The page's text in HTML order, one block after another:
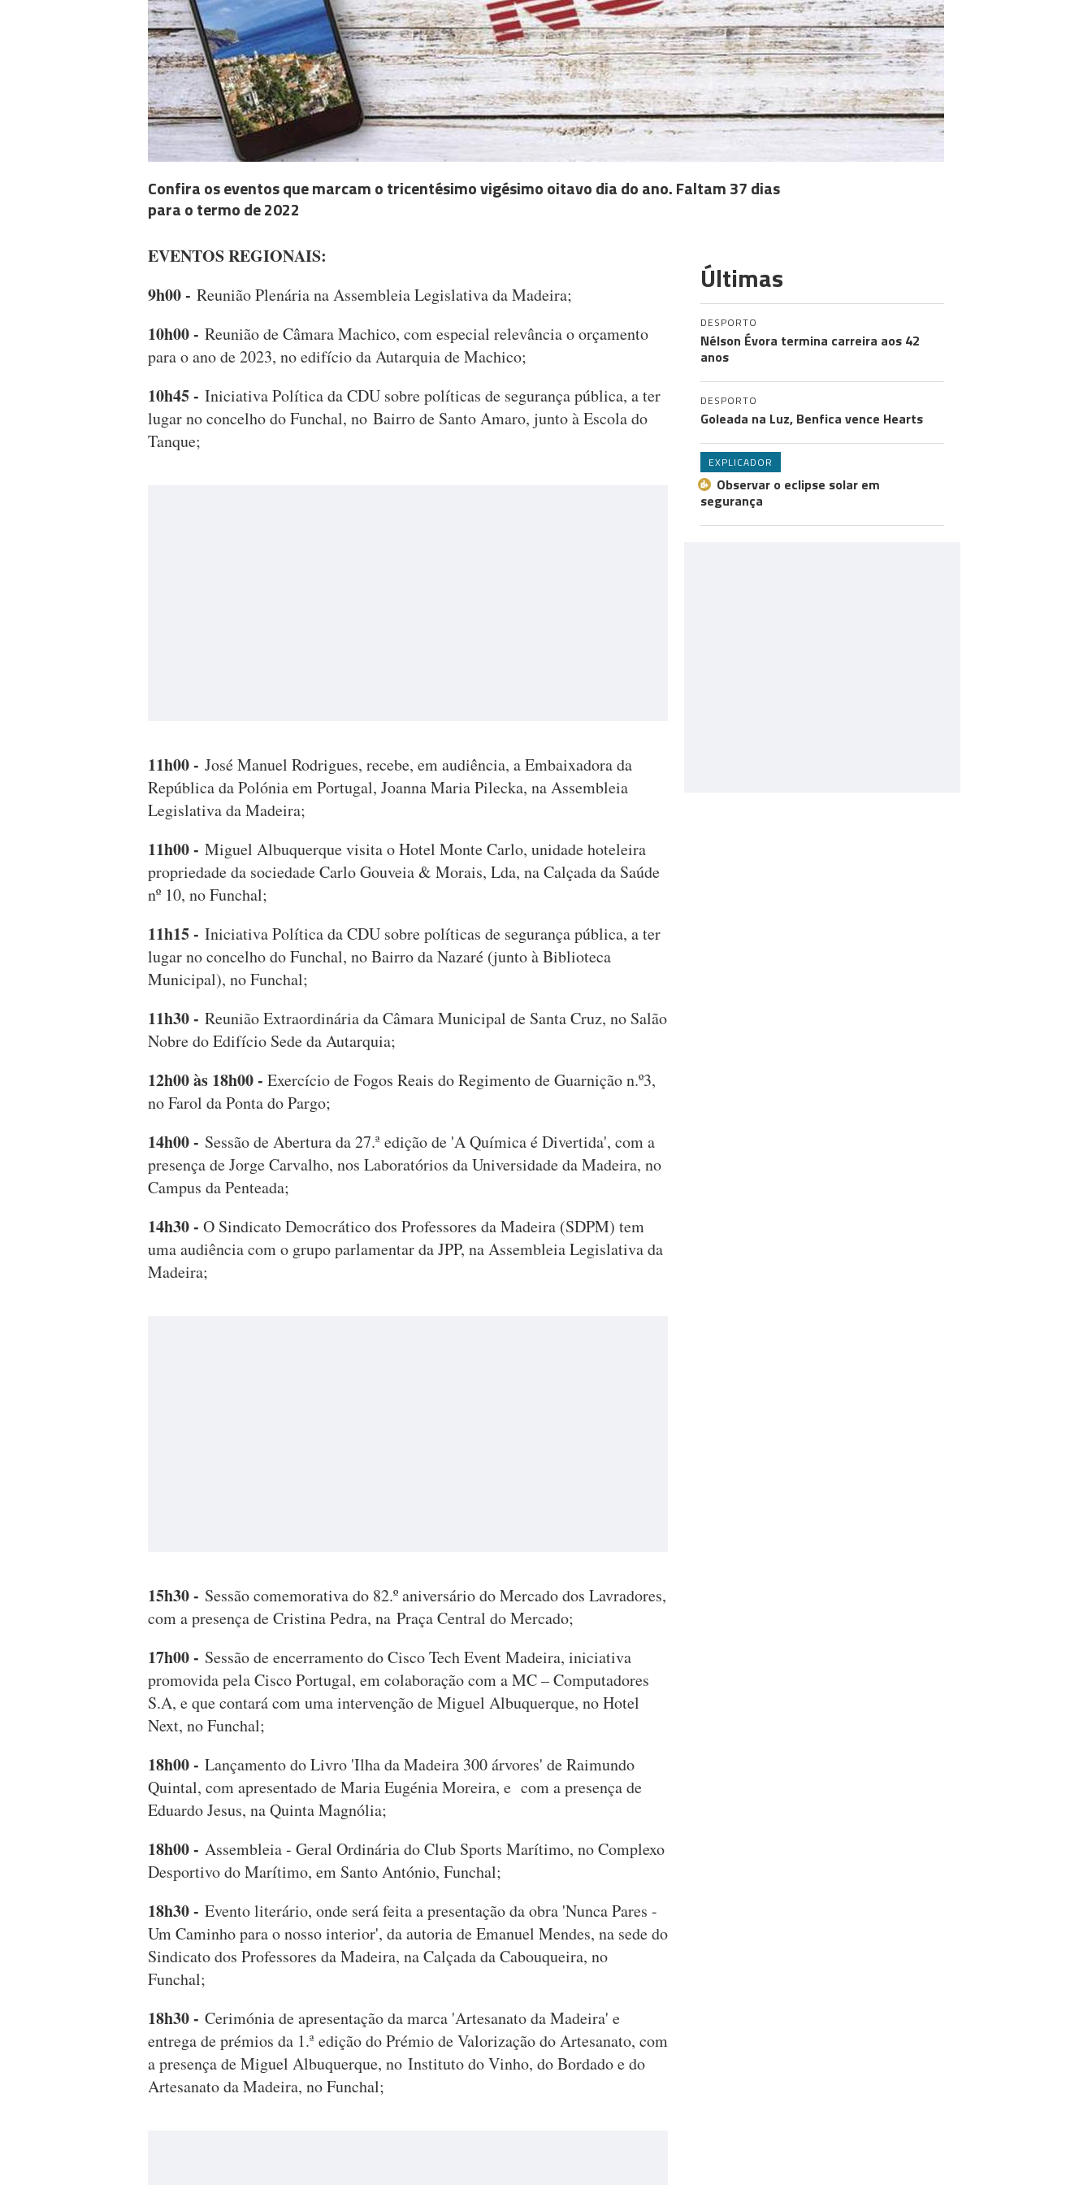
Confira os eventos que marcam o tricentésimo vigésimo oitavo dia do ano. Faltam 37 dias
para o termo de 2022
EVENTOS REGIONAIS:
9h00 - Reunião Plenária na Assembleia Legislativa da Madeira;
10h00 - Reunião de Câmara Machico, com especial relevância o orçamento
para o ano de 2023, no edifício da Autarquia de Machico;
10h45 - Iniciativa Política da CDU sobre políticas de segurança pública, a ter
lugar no concelho do Funchal, no Bairro de Santo Amaro, junto à Escola do
Tanque;
11h00 - José Manuel Rodrigues, recebe, em audiência, a Embaixadora da
República da Polónia em Portugal, Joanna Maria Pilecka, na Assembleia
Legislativa da Madeira;
11h00 - Miguel Albuquerque visita o Hotel Monte Carlo, unidade hoteleira
propriedade da sociedade Carlo Gouveia & Morais, Lda, na Calçada da Saúde
nº 10, no Funchal;
11h15 - Iniciativa Política da CDU sobre políticas de segurança pública, a ter
lugar no concelho do Funchal, no Bairro da Nazaré (junto à Biblioteca
Municipal), no Funchal;
11h30 - Reunião Extraordinária da Câmara Municipal de Santa Cruz, no Salão
Nobre do Edifício Sede da Autarquia;
12h00 às 18h00 - Exercício de Fogos Reais do Regimento de Guarnição n.º3,
no Farol da Ponta do Pargo;
14h00 - Sessão de Abertura da 27.ª edição de 'A Química é Divertida', com a
presença de Jorge Carvalho, nos Laboratórios da Universidade da Madeira, no
Campus da Penteada;
14h30 - O Sindicato Democrático dos Professores da Madeira (SDPM) tem
uma audiência com o grupo parlamentar da JPP, na Assembleia Legislativa da
Madeira;
15h30 - Sessão comemorativa do 82.º aniversário do Mercado dos Lavradores,
com a presença de Cristina Pedra, na Praça Central do Mercado;
17h00 - Sessão de encerramento do Cisco Tech Event Madeira, iniciativa
promovida pela Cisco Portugal, em colaboração com a MC – Computadores
S.A, e que contará com uma intervenção de Miguel Albuquerque, no Hotel
Next, no Funchal;
18h00 - Lançamento do Livro 'Ilha da Madeira 300 árvores' de Raimundo
Quintal, com apresentado de Maria Eugénia Moreira, e com a presença de
Eduardo Jesus, na Quinta Magnólia;
18h00 - Assembleia - Geral Ordinária do Club Sports Marítimo, no Complexo
Desportivo do Marítimo, em Santo António, Funchal;
18h30 - Evento literário, onde será feita a presentação da obra 'Nunca Pares -
Um Caminho para o nosso interior', da autoria de Emanuel Mendes, na sede do
Sindicato dos Professores da Madeira, na Calçada da Cabouqueira, no
Funchal;
18h30 - Cerimónia de apresentação da marca 'Artesanato da Madeira' e
entrega de prémios da 1.ª edição do Prémio de Valorização do Artesanato, com
a presença de Miguel Albuquerque, no Instituto do Vinho, do Bordado e do
Artesanato da Madeira, no Funchal;
Últimas
DESPORTO
Nélson Évora termina carreira aos 42
anos
DESPORTO
Goleada na Luz, Benfica vence Hearts
EXPLICADOR
Observar o eclipse solar em
segurança